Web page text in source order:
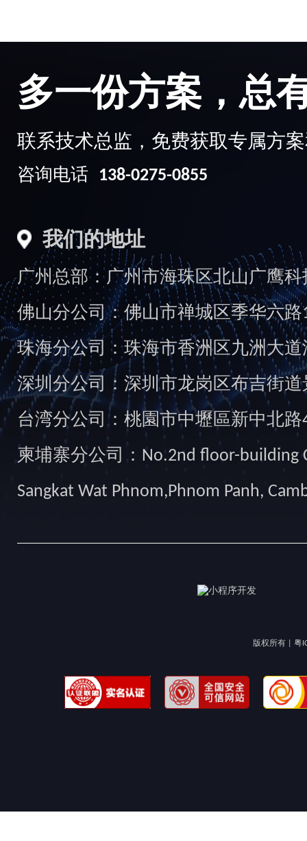
多一份方案，总
联系技术总监，免费获取专属方
咨询电话 138-0275-0855
我们的地址
广州总部：广州市海珠区北山广鹰科
佛山分公司：佛山市禅城区季华六路
珠海分公司：珠海市香洲区九洲大道
深圳分公司：深圳市龙岗区布吉街
台湾分公司：桃園市中壢區新中北路
柬埔寨分公司：No.2nd floor-building
Sangkat Wat Phnom,Phnom Panh,
版权所有 | 粤